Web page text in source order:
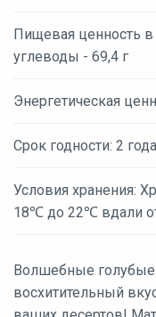
Пищевая ценность в
углеводы - 69,4 г
Энергетическая
Срок годности: 2 года
Условия хранения:
18℃ до 22℃ вдали
Волшебные голубые
восхитительный